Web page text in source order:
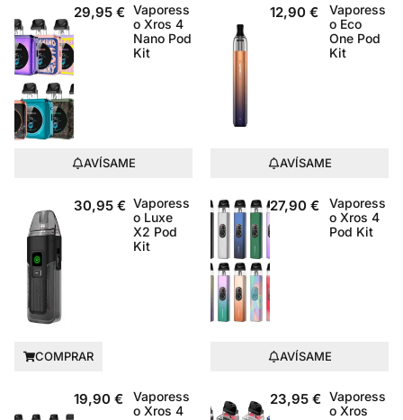
29,95 € Vaporess
o Xros 4
Nano Pod
Kit
AVÍSAME
12,90 €
Vaporess
o Eco
One Pod
Kit
AVÍSAME
30,95 € Vaporess
o Luxe
X2 Pod
Kit
COMPRAR
27,90 €
Vaporess
o Xros 4
Pod Kit
AVÍSAME
19,90 €
Vaporess
o Xros 4
23,95 € Vaporess
o Xros